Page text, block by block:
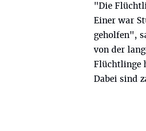
"Die
Einer war
geholfen",
von der
Flüchtlinge
Dabei sind